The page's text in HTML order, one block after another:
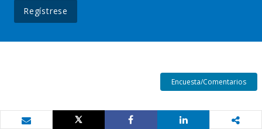
Regístrese
Encuesta/Comentarios